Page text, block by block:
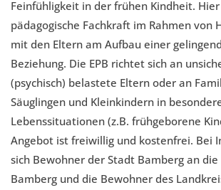
Feinfühligkeit in der frühen Kindheit.
pädagogische Fachkraft im Rahmen von
mit den Eltern am Aufbau einer
Beziehung. Die EPB richtet sich an
(psychisch) belastete Eltern oder an
Säuglingen und Kleinkindern in
Lebenssituationen (z.B. frühgeborene
Angebot ist freiwillig und kostenfrei. Bei
sich Bewohner der Stadt Bamberg an
Bamberg und die Bewohner des